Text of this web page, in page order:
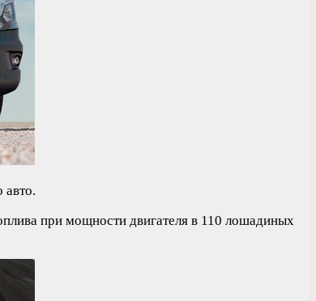
авто.
при мощности двигателя в 110 лошадиных